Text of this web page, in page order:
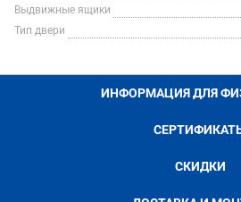
Выдвижные ящики
Тип двери
ИНФОРМАЦИЯ ДЛЯ
СКИДКИ